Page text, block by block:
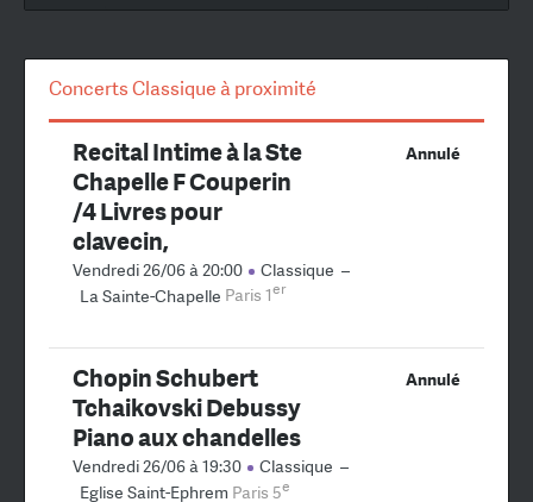
Concerts Classique à proximité
Annulé
Recital Intime à la Ste
Chapelle F Couperin
/4 Livres pour
clavecin,
Vendredi 26/06 à 20:00 Classique –
La Sainte-Chapelle Paris 1er
Annulé
Chopin Schubert
Tchaikovski Debussy
Piano aux chandelles
Vendredi 26/06 à 19:30 Classique –
Eglise Saint-Ephrem Paris 5e